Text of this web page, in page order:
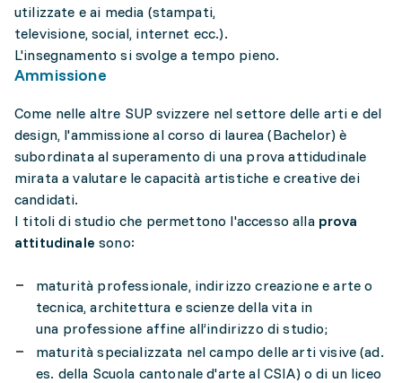
utilizzate e ai media (stampati,
televisione, social, internet ecc.).
L'insegnamento si svolge a tempo pieno.
Ammissione
Come nelle altre SUP svizzere nel settore delle arti e del
design, l'ammissione al corso di laurea (Bachelor) è
subordinata al superamento di una prova attidudinale
mirata a valutare le capacità artistiche e creative dei
candidati.
I titoli di studio che permettono l'accesso alla prova
attitudinale sono:
maturità professionale, indirizzo creazione e arte o
tecnica, architettura e scienze della vita in
una professione affine all’indirizzo di studio;
maturità specializzata nel campo delle arti visive (ad.
es. della Scuola cantonale d'arte al CSIA) o di un liceo